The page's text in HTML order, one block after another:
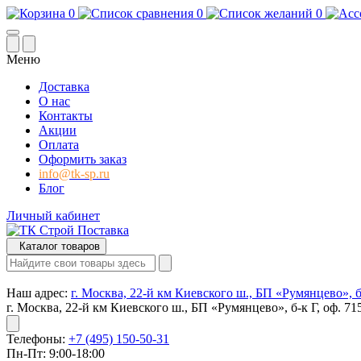
0 0 0
Меню
Доставка
О нас
Контакты
Акции
Оплата
Оформить заказ
info@tk-sp.ru
Блог
Личный кабинет
Каталог товаров
Наш адрес: г. Москва, 22-й км Киевского ш., БП «Румянцево»,
г. Москва, 22-й км Киевского ш., БП «Румянцево», б-к Г, оф.
Телефоны: +7 (495) 150-50-31
Пн-Пт: 9:00-18:00